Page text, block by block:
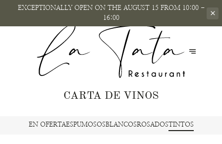
EXCEPTIONALLY OPEN ON THE AUGUST 15 FROM 10:00 -
16:00
CARTA DE VINOS
EN OFERTAESPUMOSOSBLANCOSROSADOS TINTOS